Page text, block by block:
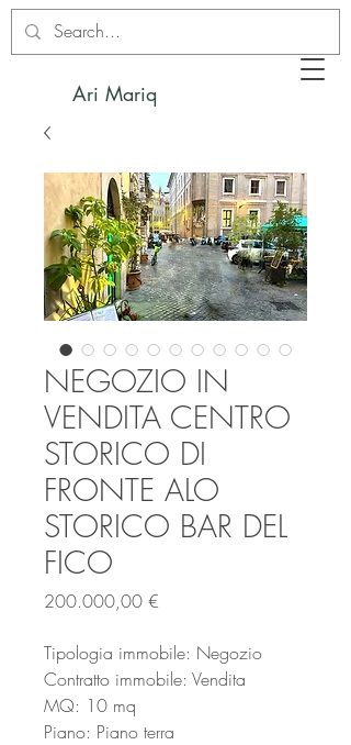
Ari Mariq
NEGOZIO IN
VENDITA CENTRO
STORICO DI
FRONTE ALO
STORICO BAR DEL
FICO
200.000,00 €
Tipologia immobile: Negozio
Contratto immobile: Vendita
MQ: 10 mq
Piano: Piano terra